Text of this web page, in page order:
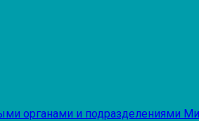
органами и подразделениями